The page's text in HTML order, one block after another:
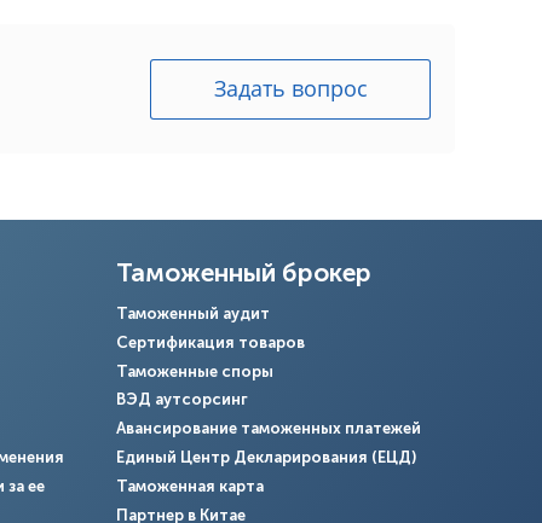
Задать вопрос
за ее
Таможенный брокер
Таможенный аудит
Сертификация товаров
Таможенные споры
ВЭД аутсорсинг
Авансирование таможенных платежей
Единый Центр Декларирования (ЕЦД)
Таможенная карта
Партнер в Китае